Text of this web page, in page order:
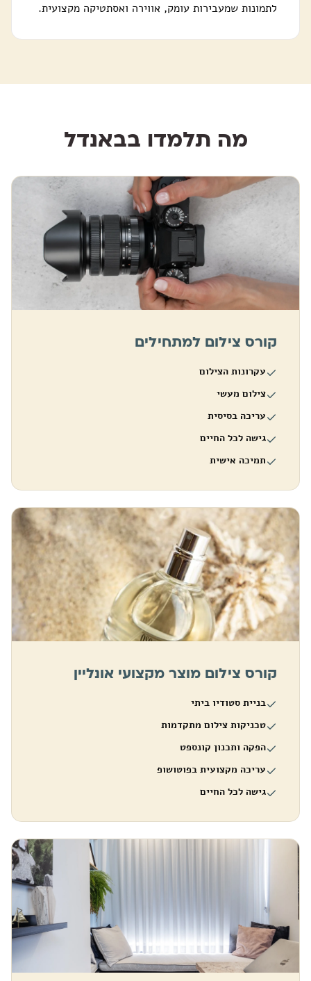
לתמונות שמעבירות עומק, אווירה ואסתטיקה מקצועית.
מה תלמדו בבאנדל
קורס צילום למתחילים
עקרונות הצילום
צילום מעשי
עריכה בסיסית
גישה לכל החיים
תמיכה אישית
קורס צילום מוצר מקצועי אונליין
בניית סטודיו ביתי
טכניקות צילום מתקדמות
הפקה ותכנון קונספט
עריכה מקצועית בפוטושופ
גישה לכל החיים